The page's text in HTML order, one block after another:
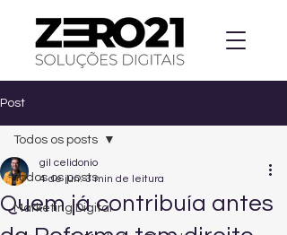
Post
Todos os posts
Marketing Digital
Todos os posts
Quem já contribuía antes
gil celidonio
4 de jun. 3 min de leitura